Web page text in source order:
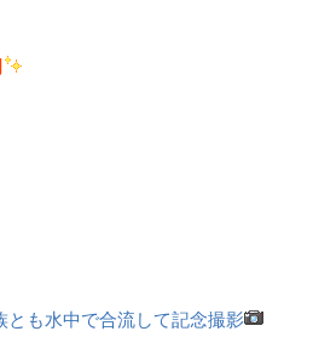
も水中で合流して記念撮影